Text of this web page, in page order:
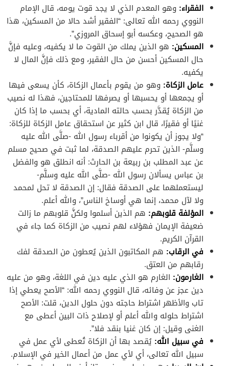
الفقراء: وهو المعدم الذي لا يجد قوت يومه، قال الإمام
النووي رحمه الله تعالى: “الفقير أشد حالا من المسكين، هذا
هو الصحيح، وعكسه أبو إسحاق المروزي”.
المسكين: هو الذين يملك من القوت ما لا يكفيه، وعليه فإنَّ
حال المسكين أحسن من حال الفقير، ومع ذلك فإنَّ المال لا
يكفيه.
عامل الزكاة: وهو من يقوم بأعمال الزكاة، كأن يسعى فيها
أو يجمعها أو يحسبها أو يصرفها للمحتاجين، فهذا له نصيب
من الزكاة يُقدَّر بحسب حالته المادية، أي بحسب ما إذا كان
غنيًا أو فقيرًا، قال ابن كثير عن استحقاق عامل الزكاة للزكاة:
“ولا يجوز أن يكونوا من أقرباء رسول الله -صلَّى الله عليه
وسلَّم- الذين تحرم عليهم الصدقة، لما ثبت في صحيح مسلم
عن عبد المطلب بن ربيعة بن الحارث: أنه انطلق هو والفضل
بن عباس يسألان رسول الله -صلَّى الله عليه وسلَّم-
ليستعملهما على الصدقة فقال: إن الصدقة لا تحل لمحمد
ولا لآل محمد، إنما هي أوساخ الناس”، والله أعلم.
المؤلفة قلوبهم: هم الذين أسلموا ولكنَّ قلوبهم ما زالت
ضعيفة الإيمان فهؤلاء لهم نصيب من الزكاة كما جاء في
القرآن الكريم.
في الرقاب: هم المكاتبون الذين يُعطون من الصدقة لفك
رقابهم من العتق.
الغارمون: الغارم هو الذي عليه دين في اللغة، وهو من عليه
دين عجز عن وفائه، قال النووي رحمه الله: “الأصح يعطي إذا
تاب والأظهر اشتراط حاجته دون حلول الدين، قلت: الأصح
اشتراط حلوله والله أعلم أو لإصلاح ذات البين أعطى مع
الغنى وقيل: إن كان غنيا بنقد فلا”.
في سبيل الله: يُقصد بها أن الزكاة تُعطى لأي عمل في
سبيل الله تعالى، أي لأي عمل من أعمال الخير في الإسلام.